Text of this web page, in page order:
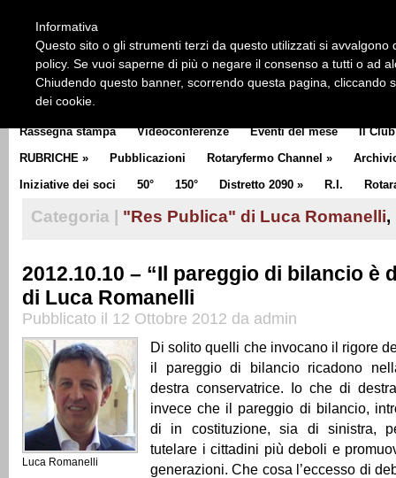
CLUB COMMUNICATOR
Rassegna stampa Videoconferenze Eventi del mese Il Club
RUBRICHE » Pubblicazioni Rotaryfermo Channel »
Iniziative dei soci
50° 150° Distretto 2090 » R.I.
Categoria | "Res Publica" di Luca Romanelli,
2012.10.10 – “Il pareggio di bilancio è
di Luca Romanelli
Pubblicato il 12 Ottobre 2012 da admin
Luca Romanelli
Di solito quelli che invocano il rigore
il pareggio di bilancio ricadono
destra conservatrice. Io che di
invece che il pareggio di bilancio,
di in costituzione, sia di sinistra,
tutelare i cittadini più deboli e
generazioni. Che cosa l’eccesso di
Informativa
Questo sito o gli strumenti terzi da questo utilizzati si
policy. Se vuoi saperne di più o negare il consenso a tutti o ad
Chiudendo questo banner, scorrendo questa pagina, cliccando
dei cookie.